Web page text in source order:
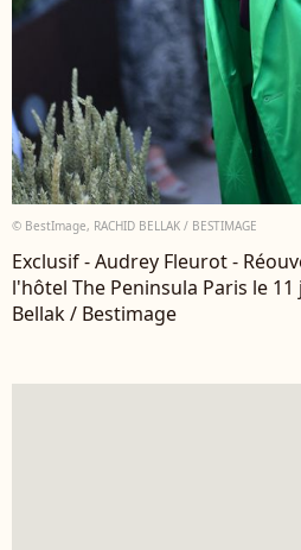
© BestImage, RACHID BELLAK / BESTIMAGE
Exclusif - Audrey Fleurot -
l'hôtel The Peninsula Paris le
Bellak / Bestimage